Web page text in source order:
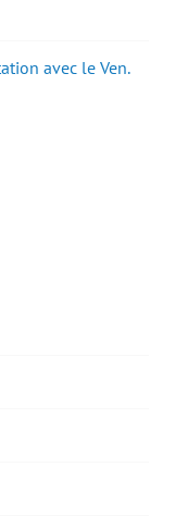
avec le Ven.